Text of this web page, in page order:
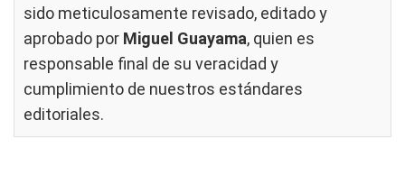
sido meticulosamente revisado, editado y
aprobado por Miguel Guayama, quien es
responsable final de su veracidad y
cumplimiento de nuestros estándares
editoriales.